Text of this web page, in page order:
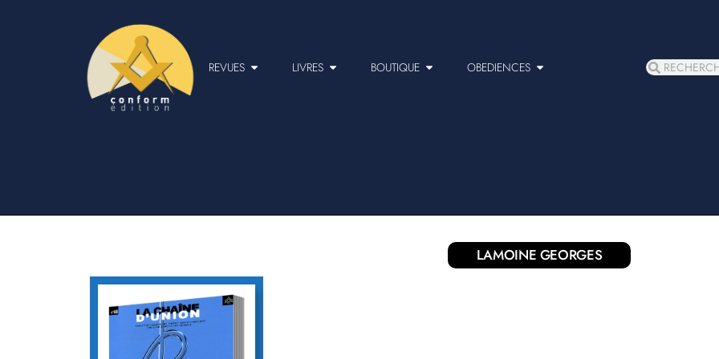
REVUES LIVRES BOUTIQUE OBEDIENCES
LAMOINE GEORGES